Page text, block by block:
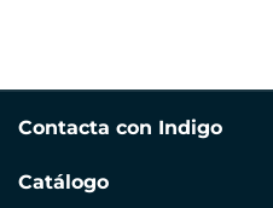
Contacta con Indigo
Av Alacant, 160, Puerta 4
Catálogo